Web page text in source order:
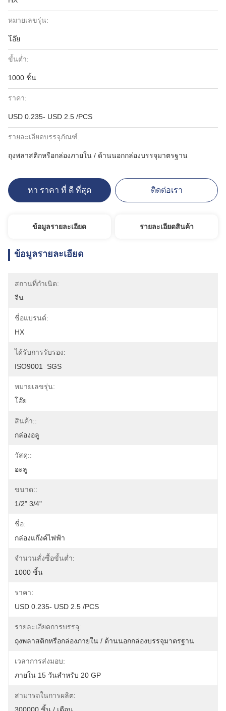
หมายเลขรุ่น:
โอ๊ย
ขั้นต่ำ:
1000 ชิ้น
ราคา:
USD 0.235- USD 2.5 /PCS
รายละเอียดบรรจุภัณฑ์:
ถุงพลาสติกหรือกล่องภายใน / ด้านนอกกล่องบรรจุมาตรฐาน
หา ราคา ที่ ดี ที่สุด ติดต่อเรา
ข้อมูลรายละเอียด รายละเอียดสินค้า
ข้อมูลรายละเอียด
สถานที่กำเนิด:
จีน
ชื่อแบรนด์:
HX
ได้รับการรับรอง:
ISO9001  SGS
หมายเลขรุ่น:
โอ๊ย
สินค้า::
กล่องอลู
วัสดุ::
อะลู
ขนาด::
1/2" 3/4"
ชื่อ:
กล่องแก๊งค์ไฟฟ้า
จำนวนสั่งซื้อขั้นต่ำ:
1000 ชิ้น
ราคา:
USD 0.235- USD 2.5 /PCS
รายละเอียดการบรรจุ:
ถุงพลาสติกหรือกล่องภายใน / ด้านนอกกล่องบรรจุมาตรฐาน
เวลาการส่งมอบ:
ภายใน 15 วันสำหรับ 20 GP
สามารถในการผลิต: